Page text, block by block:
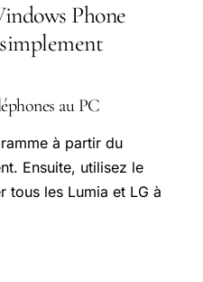
Phone
au PC
à partir du
Ensuite, utilisez le
tous les Lumia et LG à